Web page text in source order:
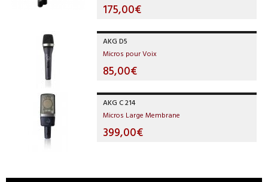
175,00€
AKG D5
Micros pour Voix
85,00€
AKG C 214
Micros Large Membrane
399,00€